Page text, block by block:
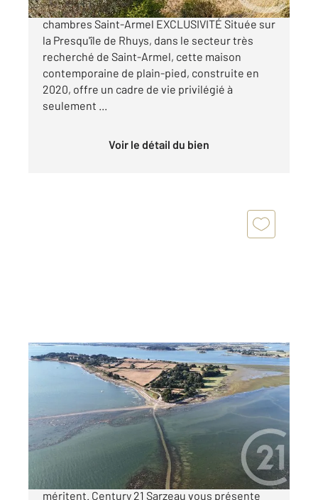
Maison contemporaine de plain-pied 180 m² 6
chambres Saint-Armel EXCLUSIVITÉ Située sur
la Presqu'île de Rhuys, dans le secteur très
recherché de Saint-Armel, cette maison
contemporaine de plain-pied, construite en
2020, offre un cadre de vie privilégié à
seulement ...
Voir le détail du bien
ST ARMEL 56
, 5 pièces
Maison à vendre
756 000 €
Certaines maisons se visitent..D'autres se
méritent. Century 21 Sarzeau vous présente